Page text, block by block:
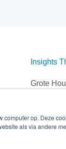
computer op. Deze
als via andere
Insights
Grote
Tel: +31
Email: